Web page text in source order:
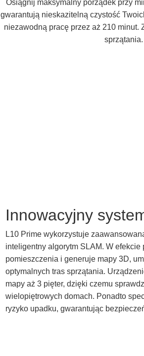
Osiągnij maksymalny porządek przy
gwarantują nieskazitelną czystość
niezawodną pracę przez aż 210 minut.
Innowacyjny
L10 Prime wykorzystuje
inteligentny algorytm SLAM. W
pomieszczenia i generuje mapy 3D,
optymalnych tras sprzątania.
mapy aż 3 pięter, dzięki czemu
wielopiętrowych domach. Ponadto
ryzyko upadku, gwarantując